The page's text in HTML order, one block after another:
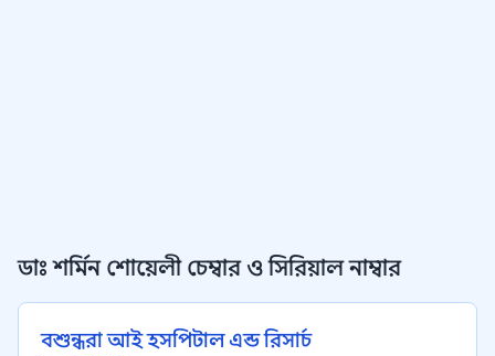
ডাঃ শর্মিন শোয়েলী চেম্বার ও সিরিয়াল নাম্বার
বশুন্ধরা আই হসপিটাল এন্ড রিসার্চ